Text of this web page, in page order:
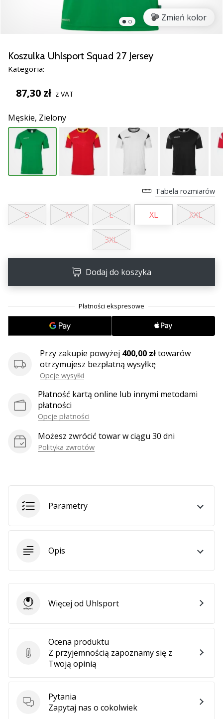
ręcznej
Accelerate
SQD
Odkryj
innowacje
techniczne
przekonaj
się,
25. 11. 2024
ambasadorem
Weplayhandball
Czy
jesteś
maniakiem
piłki
tak
jak
do
ambasador
Weplayhandball
wszystkie
artykuły
Zmień kolor
Koszulka Uhlsport Squad 27 Jersey
Kategoria:
87,30 zł z VAT
Męskie, Zielony
Tabela rozmiarów
S M L XL XXL
3XL
Dodaj do koszyka
Przy zakupie powyżej 400,00 złtowarów
otrzymujesz bezpłatną wysyłkę
Opcje wysyłki
Płatność kartą online lub innymi metodami
płatności
Opcje płatności
Możesz zwrócić towar w ciągu 30 dni
Polityka zwrotów
Parametry
Opis
Ocena produktu
Ocena produktu
Z przyjemnością zapoznamy się z
Twoją opinią
Pytania
Pytania
Zapytaj nas o cokolwiek
UhlsportWięcej od Uhlsport